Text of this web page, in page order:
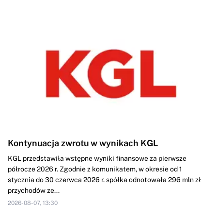
Kontynuacja zwrotu w wynikach KGL
KGL przedstawiła wstępne wyniki finansowe za pierwsze
półrocze 2026 r. Zgodnie z komunikatem, w okresie od 1
stycznia do 30 czerwca 2026 r. spółka odnotowała 296 mln zł
przychodów ze...
2026-08-07, 13:30